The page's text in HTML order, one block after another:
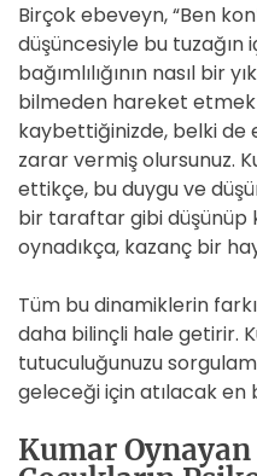
Birçok ebeveyn, “Ben
düşüncesiyle bu tuzağın
bağımlılığının nasıl bir
bilmeden hareket
kaybettiğinizde, belki de
zarar vermiş olursunuz.
ettikçe, bu duygu ve
bir taraftar gibi düşünüp
oynadıkça, kazanç bir
Tüm bu dinamiklerin
daha bilinçli hale getirir.
tutuculuğunuzu
geleceği için atılacak en
Kumar